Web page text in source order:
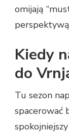
omijają
Kiedy
do
Tu sezon
spacerować